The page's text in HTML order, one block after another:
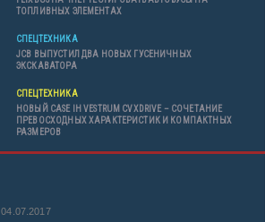
ТОПЛИВНЫХ ЭЛЕМЕНТАХ
СПЕЦТЕХНИКА
JCB ВЫПУСТИЛ ДВА НОВЫХ ГУСЕНИЧНЫХ
ЭКСКАВАТОРА
СПЕЦТЕХНИКА
НОВЫЙ CASE IH VESTRUM CVXDRIVE – СОЧЕТАНИЕ
ПРЕВОСХОДНЫХ ХАРАКТЕРИСТИК И КОМПАКТНЫХ
РАЗМЕРОВ
04.07.2017